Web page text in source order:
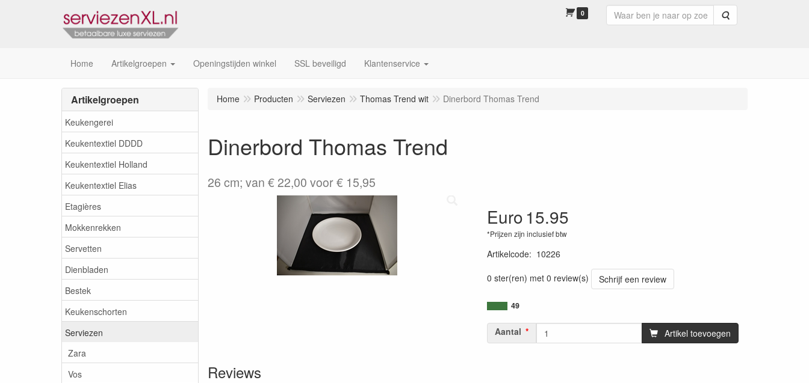
0 Zoeken
Home Artikelgroepen Openingstijden winkel SSL beveiligd Klantenservice
Artikelgroepen
Keukengerei
Keukentextiel DDDD
Keukentextiel Holland
Keukentextiel Elias
Etagières
Mokkenrekken
Servetten
Dienbladen
Bestek
Keukenschorten
Serviezen
Zara
Vos
Home Producten Serviezen Thomas Trend wit Dinerbord Thomas Trend
Dinerbord Thomas Trend
26 cm; van € 22,00 voor € 15,95
Euro15.95
*Prijzen zijn inclusief btw
Artikelcode: 10226
0 ster(ren) met 0 review(s)
Schrijf een review
49
Aantal Artikel toevoegen
Reviews